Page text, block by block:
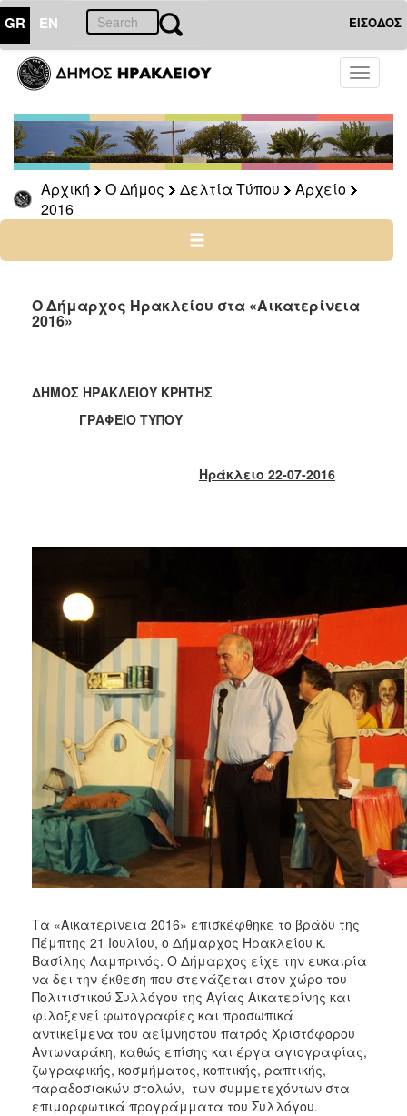
GR EN ΕΙΣΟΔΟΣ
Toggle
Αρχική Ο Δήμος Δελτία Τύπου
Αρχείο
2016
ΔΗΜΟΣ
Δελτία
Τύπου
Αρχείο
2026
2025
2022
2012
2010
2006
ΠΟΛΙΤΙΣΜΟΣ
ΑΝΘΕΚΤΙΚΗ
ΠΟΛΗ
Ο Δήμαρχος Ηρακλείου στα «Αικατερίνεια
2016»
ΔΗΜΟΣ ΗΡΑΚΛΕΙΟΥ ΚΡΗΤΗΣ
ΓΡΑΦΕΙΟ ΤΥΠΟΥ
Ηράκλειο 22-07-2016
Τα «Αικατερίνεια 2016» επισκέφθηκε το βράδυ της
Πέμπτης 21 Ιουλίου, ο Δήμαρχος Ηρακλείου κ.
Βασίλης Λαμπρινός. Ο Δήμαρχος είχε την ευκαιρία
να δει την έκθεση που στεγάζεται στον χώρο του
Πολιτιστικού Συλλόγου της Αγίας Αικατερίνης και
φιλοξενεί φωτογραφίες και προσωπικά
αντικείμενα του αείμνηστου πατρός Χριστόφορου
Αντωναράκη, καθώς επίσης και έργα αγιογραφίας,
ζωγραφικής, κοσμήματος, κοπτικής, ραπτικής,
παραδοσιακών στολών, των συμμετεχόντων στα
επιμορφωτικά προγράμματα του Συλλόγου.